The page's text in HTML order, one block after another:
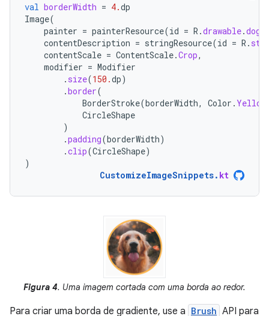
val borderWidth = 4.dp
Image(
painter = painterResource(id = R .drawable.dog
contentDescription = stringResource(id = R .
contentScale = ContentScale.Crop,
modifier = Modifier
. size(150.dp)
.border(
BorderStroke(borderWidth, Color . Yellow
CircleShape
)
.padding(borderWidth)
.clip(CircleShape)
)
CustomizeImageSnippets. kt
Figura 4. Uma imagem cortada com uma borda ao redor.
Para criar uma borda de gradiente, use a Brush API para